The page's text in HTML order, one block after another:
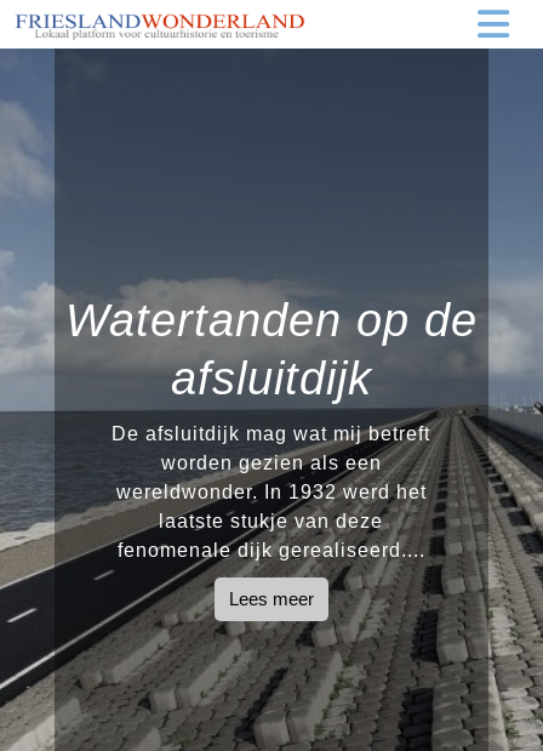
Watertanden op de
afsluitdijk
De afsluitdijk mag wat mij betreft
worden gezien als een
wereldwonder. In 1932 werd het
laatste stukje van deze
fenomenale dijk gerealiseerd....
Lees meer